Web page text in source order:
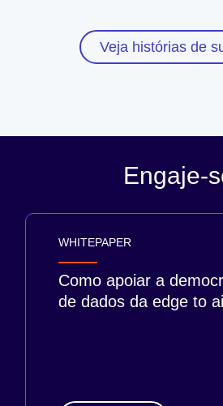
Veja histórias de
Engaje-
WHITEPAPER
Como apoiar a
de dados da edge to ai